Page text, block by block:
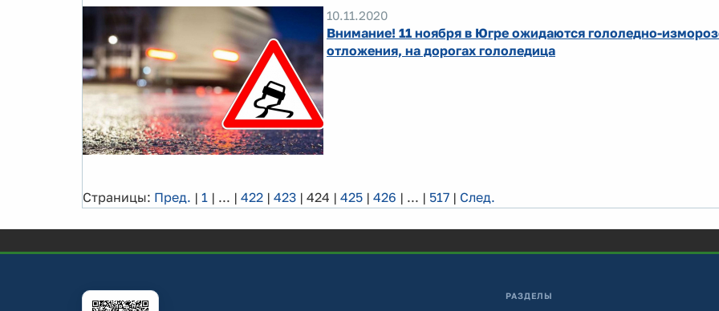
10.11.2020
Внимание! 11 ноября в Югре ожидаются гололедно-
отложения, на дорогах гололедица
Страницы: Пред. | 1 | ... | 422 | 423 | 424 | 425 | 426 | ... | 517 | След.
РАЗДЕЛЫ